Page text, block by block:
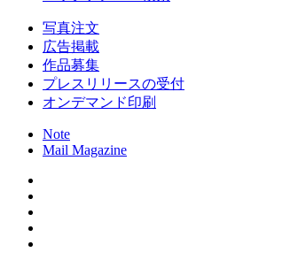
写真注文
広告掲載
作品募集
プレスリリースの受付
オンデマンド印刷
Note
Mail Magazine